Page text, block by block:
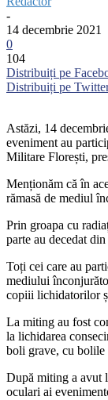
-
14 decembrie 2021
0
104
Distribuiți pe
Distribuiți pe
Astăzi, 14
eveniment au
Militare Florești,
Menționăm că în
rămasă de mediul
Prin groapa cu
parte au decedat
Toți cei care au
mediului
copiii lichidatorilor
La miting au fost
la lichidarea
boli grave, cu bolile
După miting a avut
oculari ai